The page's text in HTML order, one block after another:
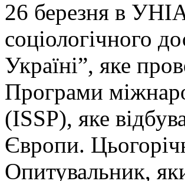
26 березня в
соціологічного
Україні”, яке
Програми
(ISSP), яке
Європи.
Опитувальник,